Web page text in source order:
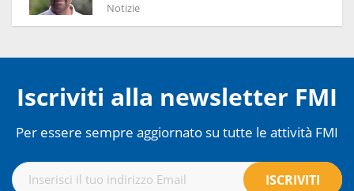
Notizie
Iscriviti alla newsletter FMI
Per essere sempre aggiornato su tutte le attività FMI